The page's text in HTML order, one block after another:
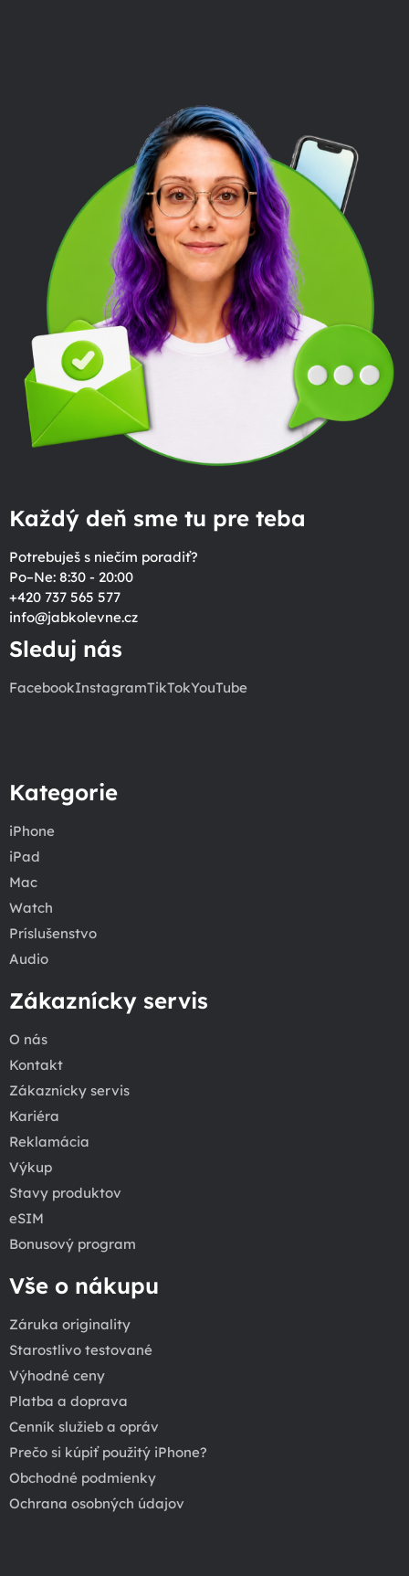
Každý deň sme tu pre teba
Potrebuješ s niečím poradiť?
Po–Ne: 8:30 - 20:00
+420 737 565 577
info@jabkolevne.cz
Sleduj nás
FacebookInstagramTikTokYouTube
Kategorie
iPhone
iPad
Mac
Watch
Príslušenstvo
Audio
Zákaznícky servis
O nás
Kontakt
Zákaznícky servis
Kariéra
Reklamácia
Výkup
Stavy produktov
eSIM
Bonusový program
Vše o nákupu
Záruka originality
Starostlivo testované
Výhodné ceny
Platba a doprava
Cenník služieb a opráv
Prečo si kúpiť použitý iPhone?
Obchodné podmienky
Ochrana osobných údajov